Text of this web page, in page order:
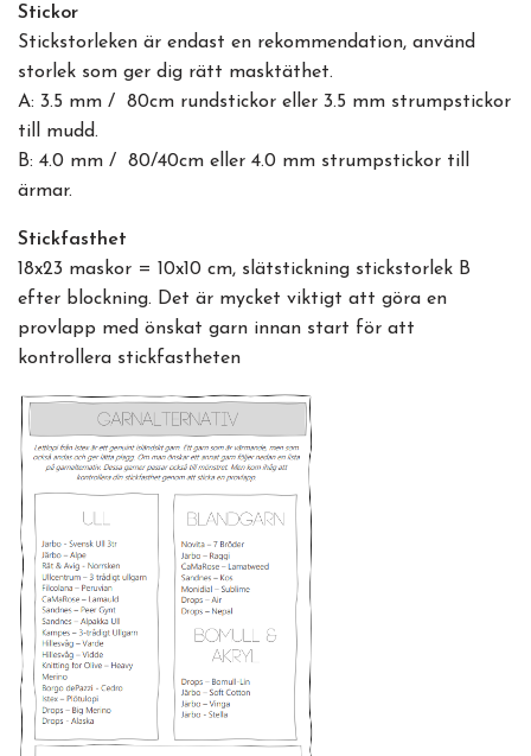
Stickor
Stickstorleken är endast en rekommendation, använd
storlek som ger dig rätt masktäthet.
A: 3.5 mm / 80cm rundstickor eller 3.5 mm strumpstickor
till mudd.
B: 4.0 mm / 80/40cm eller 4.0 mm strumpstickor till
ärmar.
Stickfasthet
18x23 maskor = 10x10 cm, slätstickning stickstorlek B
efter blockning. Det är mycket viktigt att göra en
provlapp med önskat garn innan start för att
kontrollera stickfastheten